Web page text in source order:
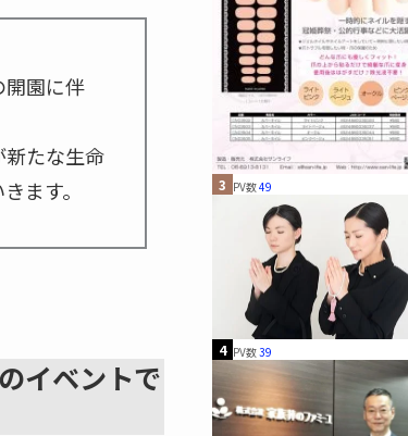
開園に伴
たな生命
ます。
イベントで
3 PV数49
4 PV数39